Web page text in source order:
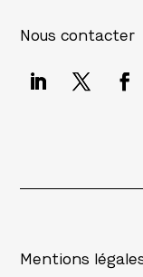
Nous contacter
Mentions